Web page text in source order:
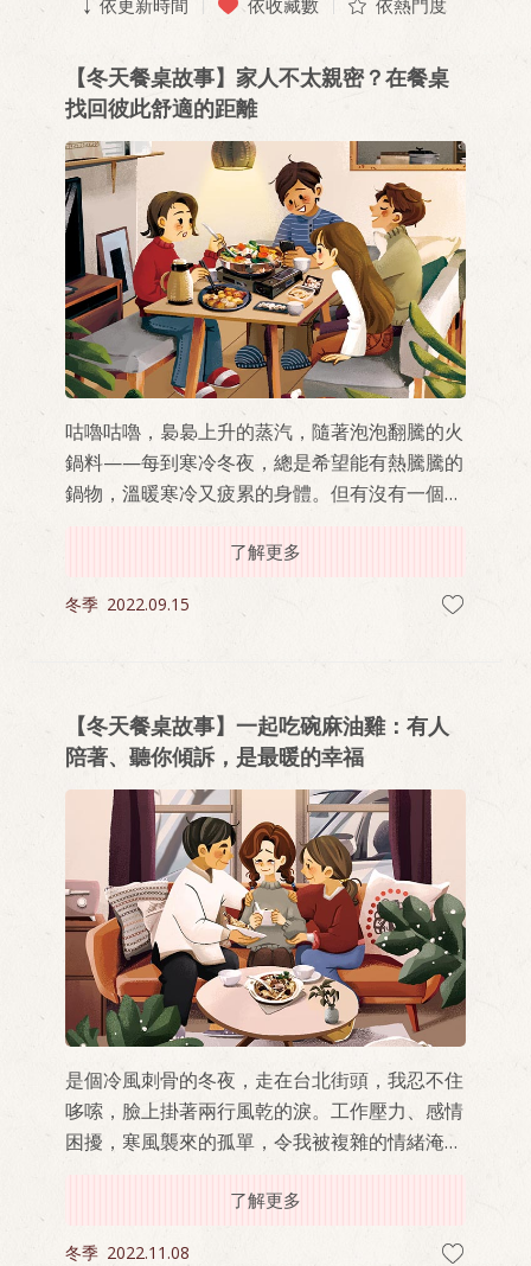
【冬天餐桌故事】家人不太親密？在餐桌
找回彼此舒適的距離
咕嚕咕嚕，裊裊上升的蒸汽，隨著泡泡翻騰的火
鍋料——每到寒冷冬夜，總是希望能有熱騰騰的
鍋物，溫暖寒冷又疲累的身體。但有沒有一個更
直接的溫暖，能夠暖胃又暖心？對我來說，那是
只有家人才能帶給我的無聲的溫度。
了解更多
冬季 2022.09.15
【冬天餐桌故事】一起吃碗麻油雞：有人
陪著、聽你傾訴，是最暖的幸福
是個冷風刺骨的冬夜，走在台北街頭，我忍不住
哆嗦，臉上掛著兩行風乾的淚。工作壓力、感情
困擾，寒風襲來的孤單，令我被複雜的情緒淹
沒，不想回租屋處，而是在附近一處公園，默默
了解更多
冬季 2022.11.08